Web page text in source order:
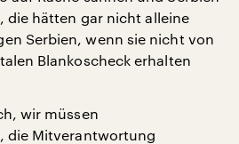
die hätten gar nicht alleine
Serbien, wenn sie nicht von
Blankoscheck erhalten
wir müssen
die Mitverantwortung